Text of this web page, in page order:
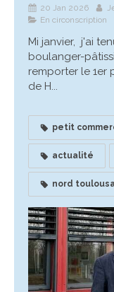
20 Jan 2026
En circonscription
Mi janvier, j'ai
boulanger-
remporter le 1er
de H...
petit
actualité
nord